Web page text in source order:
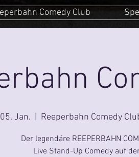
Comedy Club
Jan. Reeperbahn Comedy
Der legendäre REEPERBAHN
Live Stand-Up Comedy auf